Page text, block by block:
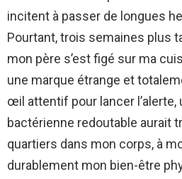
incitent à passer de longues
Pourtant, trois semaines plus
mon père s’est figé sur ma
une marque étrange et
œil attentif pour lancer l’alerte,
bactérienne redoutable aurait
quartiers dans mon corps, à
durablement mon bien-être